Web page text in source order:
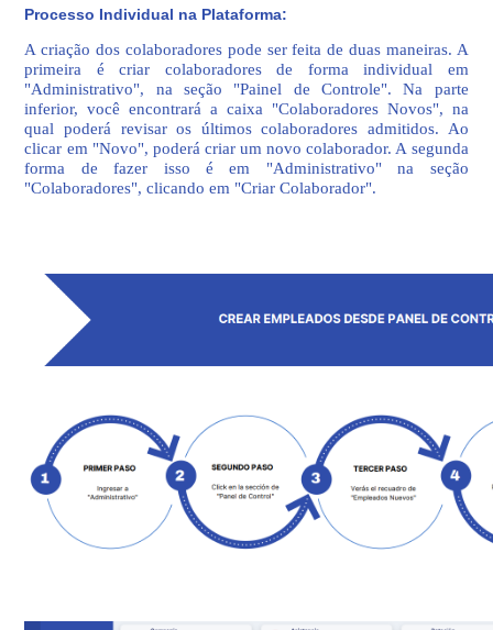
Processo Individual na Plataforma:
A criação dos colaboradores pode ser feita de duas maneiras. A
primeira é criar colaboradores de forma individual em
"Administrativo", na seção "Painel de Controle". Na parte
inferior, você encontrará a caixa "Colaboradores Novos", na
qual poderá revisar os últimos colaboradores admitidos. Ao
clicar em "Novo", poderá criar um novo colaborador. A segunda
forma de fazer isso é em "Administrativo" na seção
"Colaboradores", clicando em "Criar Colaborador".